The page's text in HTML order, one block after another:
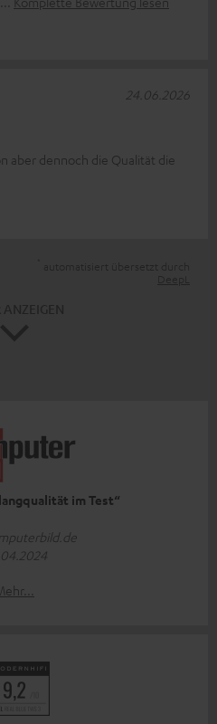
aber dennoch die Qualität die
24.06.2026
im Test“